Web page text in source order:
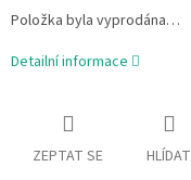
Měrná
cena:
Položka byla vyprodána…
Detailní informace
ZEPTAT SE HLÍDAT